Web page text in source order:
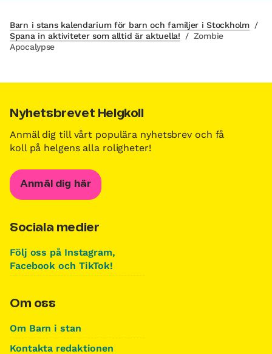
Barn i stans kalendarium för barn och familjer i Stockholm /
Spana in aktiviteter som alltid är aktuella!
/ Zombie
Apocalypse
Nyhetsbrevet Helgkoll
Anmäl dig till vårt populära nyhetsbrev och få
koll på helgens alla roligheter!
Anmäl dig här
Sociala medier
Följ oss på Instagram,
Facebook och TikTok!
Om oss
Om Barn i stan
Kontakta redaktionen